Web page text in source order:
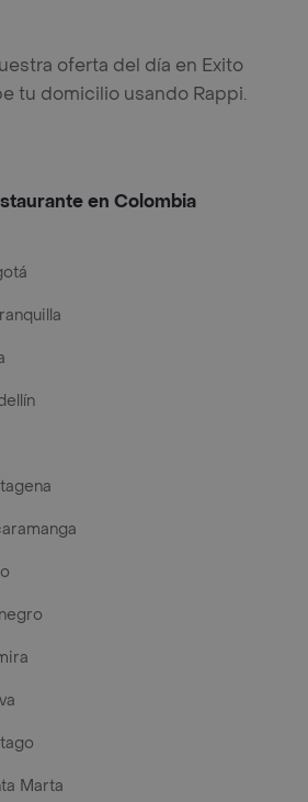
oferta del día en Exito
tu domicilio usando Rappi.
en Colombia
Marta